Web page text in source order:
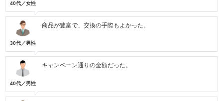
40代／女性
30代／男性
商品が豊富で、交換の手際もよかった。
40代／男性
キャンペーン通りの金額だった。